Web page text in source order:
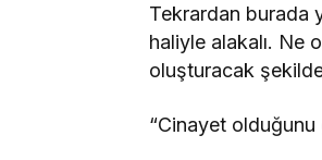
Tekrardan burada
haliyle alakalı. Ne
oluşturacak
“Cinayet